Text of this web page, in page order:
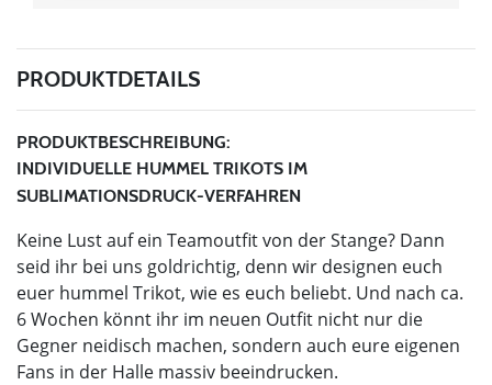
PRODUKTDETAILS
PRODUKTBESCHREIBUNG:
INDIVIDUELLE HUMMEL TRIKOTS IM
SUBLIMATIONSDRUCK-VERFAHREN
Keine Lust auf ein Teamoutfit von der Stange? Dann
seid ihr bei uns goldrichtig, denn wir designen euch
euer hummel Trikot, wie es euch beliebt. Und nach ca.
6 Wochen könnt ihr im neuen Outfit nicht nur die
Gegner neidisch machen, sondern auch eure eigenen
Fans in der Halle massiv beeindrucken.